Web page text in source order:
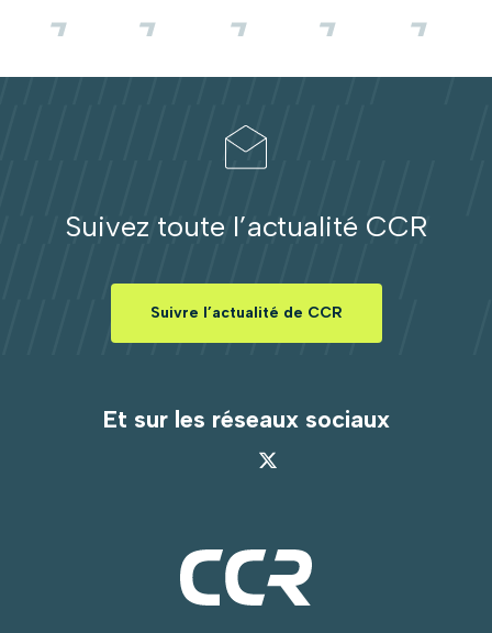
Suivez toute l’actualité CCR
Suivre l’actualité de CCR
Et sur les réseaux sociaux